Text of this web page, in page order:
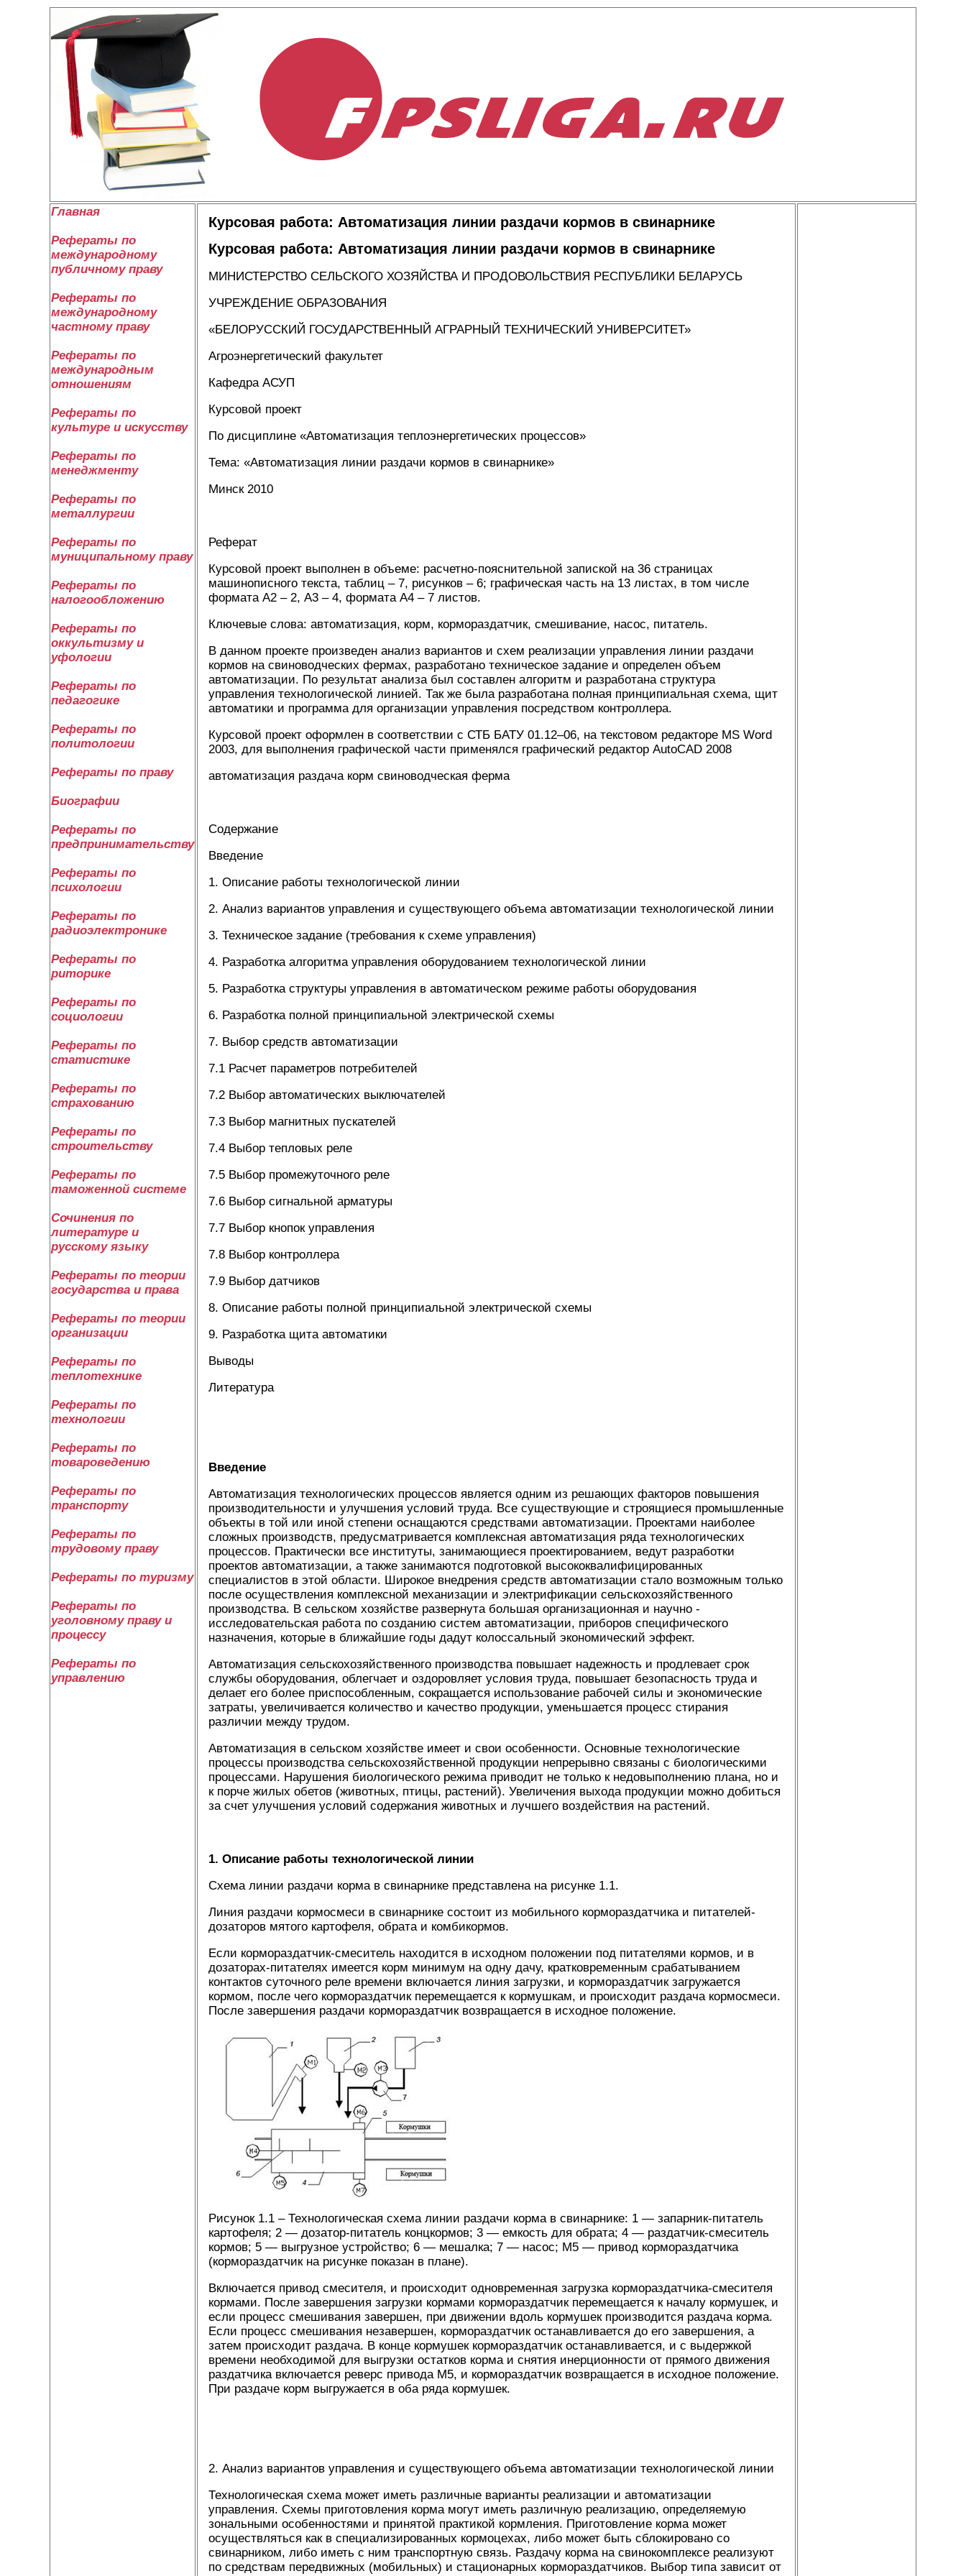
Главная
Рефераты по
международному
публичному праву
Рефераты по
международному
частному праву
Рефераты по
международным
отношениям
Рефераты по
культуре и искусству
Рефераты по
менеджменту
Рефераты по
металлургии
Рефераты по
муниципальному праву
Рефераты по
налогообложению
Рефераты по
оккультизму и
уфологии
Рефераты по
педагогике
Рефераты по
политологии
Рефераты по праву
Биографии
Рефераты по
предпринимательству
Рефераты по
психологии
Рефераты по
радиоэлектронике
Рефераты по
риторике
Рефераты по
социологии
Рефераты по
статистике
Рефераты по
страхованию
Рефераты по
строительству
Рефераты по
таможенной системе
Сочинения по
литературе и
русскому языку
Рефераты по теории
государства и права
Рефераты по теории
организации
Рефераты по
теплотехнике
Рефераты по
технологии
Рефераты по
товароведению
Рефераты по
транспорту
Рефераты по
трудовому праву
Рефераты по туризму
Рефераты по
уголовному праву и
процессу
Рефераты по
управлению
Курсовая работа: Автоматизация линии раздачи кормов в свинарнике
Курсовая работа: Автоматизация линии раздачи кормов в свинарнике
МИНИСТЕРСТВО СЕЛЬСКОГО ХОЗЯЙСТВА И ПРОДОВОЛЬСТВИЯ РЕСПУБЛИКИ БЕЛАРУСЬ
УЧРЕЖДЕНИЕ ОБРАЗОВАНИЯ
«БЕЛОРУССКИЙ ГОСУДАРСТВЕННЫЙ АГРАРНЫЙ ТЕХНИЧЕСКИЙ УНИВЕРСИТЕТ»
Агроэнергетический факультет
Кафедра АСУП
Курсовой проект
По дисциплине «Автоматизация теплоэнергетических процессов»
Тема: «Автоматизация линии раздачи кормов в свинарнике»
Минск 2010
Реферат
Курсовой проект выполнен в объеме: расчетно-пояснительной запиской на 36 страницах
машинописного текста, таблиц – 7, рисунков – 6; графическая часть на 13 листах, в том числе
формата А2 – 2, А3 – 4, формата A4 – 7 листов.
Ключевые слова: автоматизация, корм, кормораздатчик, смешивание, насос, питатель.
В данном проекте произведен анализ вариантов и схем реализации управления линии раздачи
кормов на свиноводческих фермах, разработано техническое задание и определен объем
автоматизации. По результат анализа был составлен алгоритм и разработана структура
управления технологической линией. Так же была разработана полная принципиальная схема, щит
автоматики и программа для организации управления посредством контроллера.
Курсовой проект оформлен в соответствии с СТБ БАТУ 01.12–06, на текстовом редакторе MS Word
2003, для выполнения графической части применялся графический редактор AutoCAD 2008
автоматизация раздача корм свиноводческая ферма
Содержание
Введение
1. Описание работы технологической линии
2. Анализ вариантов управления и существующего объема автоматизации технологической линии
3. Техническое задание (требования к схеме управления)
4. Разработка алгоритма управления оборудованием технологической линии
5. Разработка структуры управления в автоматическом режиме работы оборудования
6. Разработка полной принципиальной электрической схемы
7. Выбор средств автоматизации
7.1 Расчет параметров потребителей
7.2 Выбор автоматических выключателей
7.3 Выбор магнитных пускателей
7.4 Выбор тепловых реле
7.5 Выбор промежуточного реле
7.6 Выбор сигнальной арматуры
7.7 Выбор кнопок управления
7.8 Выбор контроллера
7.9 Выбор датчиков
8. Описание работы полной принципиальной электрической схемы
9. Разработка щита автоматики
Выводы
Литература
Введение
Автоматизация технологических процессов является одним из решающих факторов повышения
производительности и улучшения условий труда. Все существующие и строящиеся промышленные
объекты в той или иной степени оснащаются средствами автоматизации. Проектами наиболее
сложных производств, предусматривается комплексная автоматизация ряда технологических
процессов. Практически все институты, занимающиеся проектированием, ведут разработки
проектов автоматизации, а также занимаются подготовкой высококвалифицированных
специалистов в этой области. Широкое внедрения средств автоматизации стало возможным только
после осуществления комплексной механизации и электрификации сельскохозяйственного
производства. В сельском хозяйстве развернута большая организационная и научно -
исследовательская работа по созданию систем автоматизации, приборов специфического
назначения, которые в ближайшие годы дадут колоссальный экономический эффект.
Автоматизация сельскохозяйственного производства повышает надежность и продлевает срок
службы оборудования, облегчает и оздоровляет условия труда, повышает безопасность труда и
делает его более приспособленным, сокращается использование рабочей силы и экономические
затраты, увеличивается количество и качество продукции, уменьшается процесс стирания
различии между трудом.
Автоматизация в сельском хозяйстве имеет и свои особенности. Основные технологические
процессы производства сельскохозяйственной продукции непрерывно связаны с биологическими
процессами. Нарушения биологического режима приводит не только к недовыполнению плана, но и
к порче жилых обетов (животных, птицы, растений). Увеличения выхода продукции можно добиться
за счет улучшения условий содержания животных и лучшего воздействия на растений.
1. Описание работы технологической линии
Схема линии раздачи корма в свинарнике представлена на рисунке 1.1.
Линия раздачи кормосмеси в свинарнике состоит из мобильного кормораздатчика и питателей-
дозаторов мятого картофеля, обрата и комбикормов.
Если кормораздатчик-смеситель находится в исходном положении под питателями кормов, и в
дозаторах-питателях имеется корм минимум на одну дачу, кратковременным срабатыванием
контактов суточного реле времени включается линия загрузки, и кормораздатчик загружается
кормом, после чего кормораздатчик перемещается к кормушкам, и происходит раздача кормосмеси.
После завершения раздачи кормораздатчик возвращается в исходное положение.
Рисунок 1.1 – Технологическая схема линии раздачи корма в свинарнике: 1 — запарник-питатель
картофеля; 2 — дозатор-питатель концкормов; 3 — емкость для обрата; 4 — раздатчик-смеситель
кормов; 5 — выгрузное устройство; 6 — мешалка; 7 — насос; М5 — привод кормораздатчика
(кормораздатчик на рисунке показан в плане).
Включается привод смесителя, и происходит одновременная загрузка кормораздатчика-смесителя
кормами. После завершения загрузки кормами кормораздатчик перемещается к началу кормушек, и
если процесс смешивания завершен, при движении вдоль кормушек производится раздача корма.
Если процесс смешивания незавершен, кормораздатчик останавливается до его завершения, а
затем происходит раздача. В конце кормушек кормораздатчик останавливается, и с выдержкой
времени необходимой для выгрузки остатков корма и снятия инерционности от прямого движения
раздатчика включается реверс привода М5, и кормораздатчик возвращается в исходное положение.
При раздаче корм выгружается в оба ряда кормушек.
2. Анализ вариантов управления и существующего объема автоматизации технологической линии
Технологическая схема может иметь различные варианты реализации и автоматизации
управления. Схемы приготовления корма могут иметь различную реализацию, определяемую
зональными особенностями и принятой практикой кормления. Приготовление корма может
осуществляться как в специализированных кормоцехах, либо может быть сблокировано со
свинарником, либо иметь с ним транспортную связь. Раздачу корма на свинокомплексе реализуют
по средствам передвижных (мобильных) и стационарных кормораздатчиков. Выбор типа зависит от